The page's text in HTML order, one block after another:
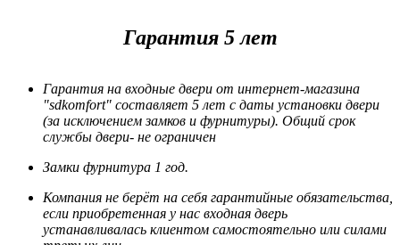
Гарантия 5 лет
Гарантия на входные двери от интернет-магазина
"sdkomfort" составляет 5 лет с даты установки двери
(за исключением замков и фурнитуры). Общий срок
службы двери- не ограничен
Замки фурнитура 1 год.
Компания не берёт на себя гарантийные обязательства,
если приобретенная у нас входная дверь
устанавливалась клиентом самостоятельно или силами